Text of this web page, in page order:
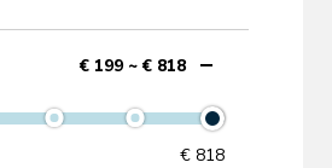
€ 199 ~ € 818
€ 818